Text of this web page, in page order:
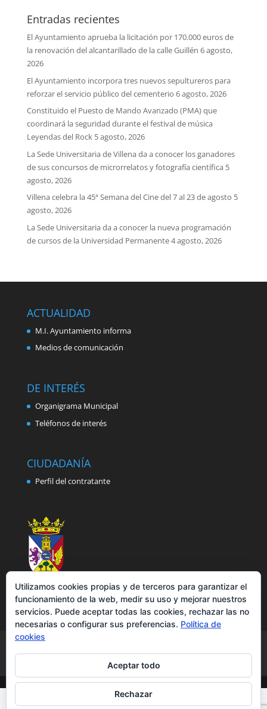
Entradas recientes
El Ayuntamiento aprueba la licitación por 170.000 euros de
la renovación del alcantarillado de la calle Guillén 6 agosto,
2026
El Ayuntamiento incorpora tres nuevos sepultureros para
reforzar el servicio público del cementerio 6 agosto, 2026
Constituido el Puesto de Mando Avanzado (PMA) que
coordinará la seguridad durante el festival de música
Leyendas del Rock 5 agosto, 2026
La Sede Universitaria de Villena da a conocer los ganadores
de sus concursos de microrrelatos y fotografía científica 5
agosto, 2026
Villena celebra la 45ª Semana del Cine del 7 al 23 de agosto 5
agosto, 2026
La Sede Universitaria da a conocer la nueva programación
de cursos de la Universidad Permanente4 agosto, 2026
ACTUALIDAD
M.I. Ayuntamiento informa
Medios de comunicación
DE INTERÉS
Organigrama Municipal
Teléfonos de interés
CIUDADANÍA
Perfil del contratante
Política de cookies
Accesibilidad
Utilizamos cookies propias y de terceros para garantizar el
funcionamiento de la web, medir su uso y mejorar nuestros
servicios. Puede aceptar todas las cookies, rechazar las no
necesarias o configurar sus preferencias. Política de
cookies
Aceptar todo
Rechazar